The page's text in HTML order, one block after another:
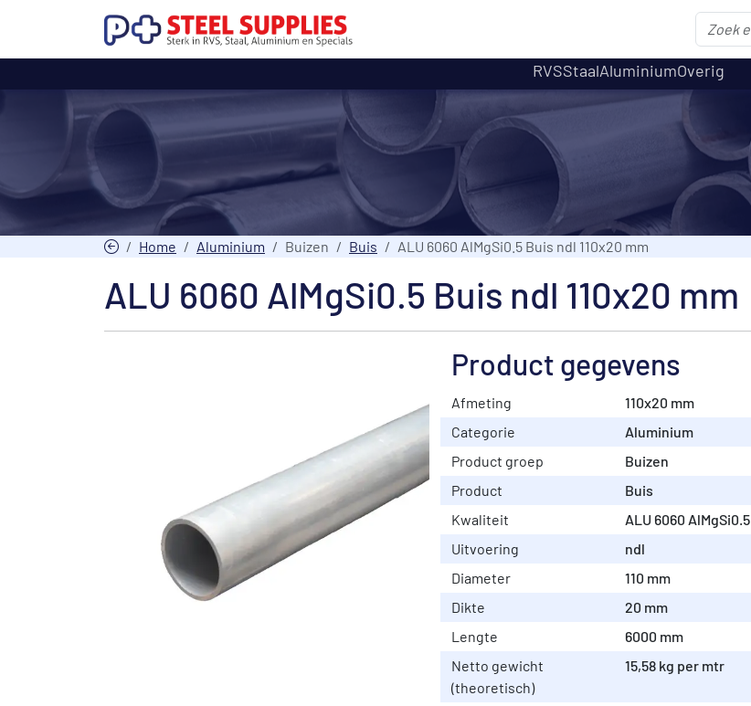
RVSStaalAluminiumOverig
Home Aluminium Buizen Buis ALU 6060 AlMgSi0.5 Buis ndl 110x20 mm
ALU 6060 AlMgSi0.5 Buis ndl 110x20 mm
Product gegevens
Afmeting
110x20 mm
Categorie
Aluminium
Product groep
Buizen
Product
Buis
Kwaliteit
ALU 6060 AlMgSi0.5
Uitvoering
ndl
Diameter
110 mm
Dikte
20 mm
Lengte
6000 mm
Netto gewicht
(theoretisch)
15,58 kg per mtr